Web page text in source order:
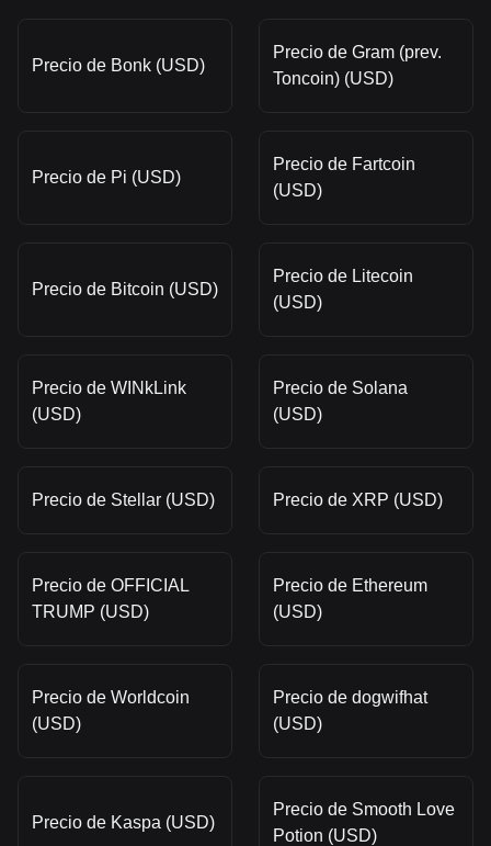
Precio de Bonk (USD)
Precio de Gram (prev.
Toncoin) (USD)
Precio de Pi (USD)
Precio de Fartcoin
(USD)
Precio de Bitcoin (USD)
Precio de Litecoin
(USD)
Precio de WINkLink
(USD)
Precio de Solana
(USD)
Precio de Stellar (USD) Precio de XRP (USD)
Precio de OFFICIAL
TRUMP (USD)
Precio de Ethereum
(USD)
Precio de Worldcoin
(USD)
Precio de dogwifhat
(USD)
Precio de Kaspa (USD)
Precio de Smooth Love
Potion (USD)